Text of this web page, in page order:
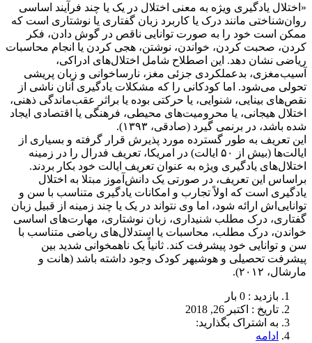
«اختلال یادگیری ویژه به معنی اختلال در یک یا چند فرآیند اساسی
روان‌شناختی مانند درک یا کاربرد زبان گفتاری یا نوشتاری است که
ممکن است خود را به صورت توانایی ناقص در گوش دادن، فکر
کردن، صحبت کردن، خواندن، نوشتن، هجی کردن یا انجام محاسبات
ریاضی نشان دهد. این اصطلاح شامل اختلال‌های ادراکی،
آسیب‌مغزی، بدعملکردی جزئی مغز، نارساخوانی و زبان پریشی
تحولی می‌شود. اما کودکانی را که مشکلات یادگیری آنان ناشی از
نقص‌های بینایی، شنوایی، یا حرکتی بوده یا براثر عقب‌ماندگی ذهنی،
اختلال هیجانی، یا محرومیت‌های محیطی، فرهنگی یا اقتصادی ایجاد
شده باشد، در برنمی گیرد (صادقی، ۱۳۹۳).
این تعریف به طور گسترده مورد پذیرش قرار گرفته و بسیاری از
ایالت‌ها (بیش از ۵۰ ایالت) در امریکا، تعریف فدرال را در زمینه
اختلال‌های یادگیری ویژه به عنوان تعریف ایالت خود بکار بردند.
براساس این تعریف، در صورتی یک دانش‌آموز مبتلا به اختلال
یادگیری است که اولاً تجارب و امکانات یادگیری متناسب با سن و
توانایی‌اش ارائه شود، اما وی نتواند در یک یا چند زمینه از قبیل زبان
گفتاری، درک مطلب شنیداری، زبان نوشتاری، مهارت‌های اساسی
خواندن، درک مطلب، محاسبات یا استدلال‌های ریاضی متناسب با
سن و توانایی خود پیشرفت کند. ثانیاً یک ناهمخوانی شدید بین
پیشرفت تحصیلی و هوشبهر کودک وجود داشته باشد (هانت و
مارشال، ۲۰۱۲).
بازدید : 0 بار
تاريخ : اکتبر 26, 2018
به اشتراک بگذارید:
ادامه